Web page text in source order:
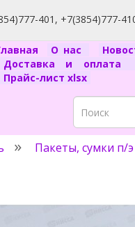
401, +7(3854)777-
О нас
Доставка и оплата
Прайс-лист xlsx
Пакеты, сумки п/э